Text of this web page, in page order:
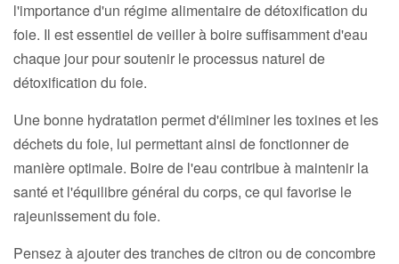
l'importance d'un régime alimentaire de détoxification du
foie. Il est essentiel de veiller à boire suffisamment d'eau
chaque jour pour soutenir le processus naturel de
détoxification du foie.
Une bonne hydratation permet d'éliminer les toxines et les
déchets du foie, lui permettant ainsi de fonctionner de
manière optimale. Boire de l'eau contribue à maintenir la
santé et l'équilibre général du corps, ce qui favorise le
rajeunissement du foie.
Pensez à ajouter des tranches de citron ou de concombre